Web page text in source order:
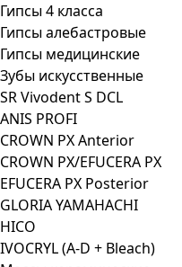
Гипсы 4 класса
Гипсы алебастровые
Гипсы медицинские
Зубы искусственные
SR Vivodent S DCL
ANIS PROFI
CROWN PX Anterior
CROWN PX/EFUCERA PX
EFUCERA PX Posterior
GLORIA YAMAHACHI
HICO
IVOCRYL (A-D + Bleach)